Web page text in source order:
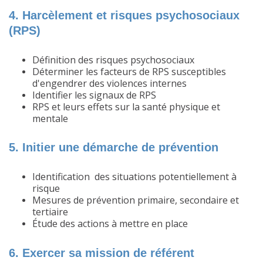
4. Harcèlement et risques psychosociaux
(RPS)
Définition des risques psychosociaux
Déterminer les facteurs de RPS susceptibles
d'engendrer des violences internes
Identifier les signaux de RPS
RPS et leurs effets sur la santé physique et
mentale
5. Initier une démarche de prévention
Identification des situations potentiellement à
risque
Mesures de prévention primaire, secondaire et
tertiaire
Étude des actions à mettre en place
6. Exercer sa mission de référent